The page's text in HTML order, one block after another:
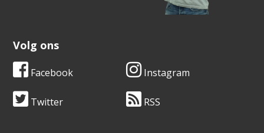
Volg ons
Facebook Instagram
Twitter RSS